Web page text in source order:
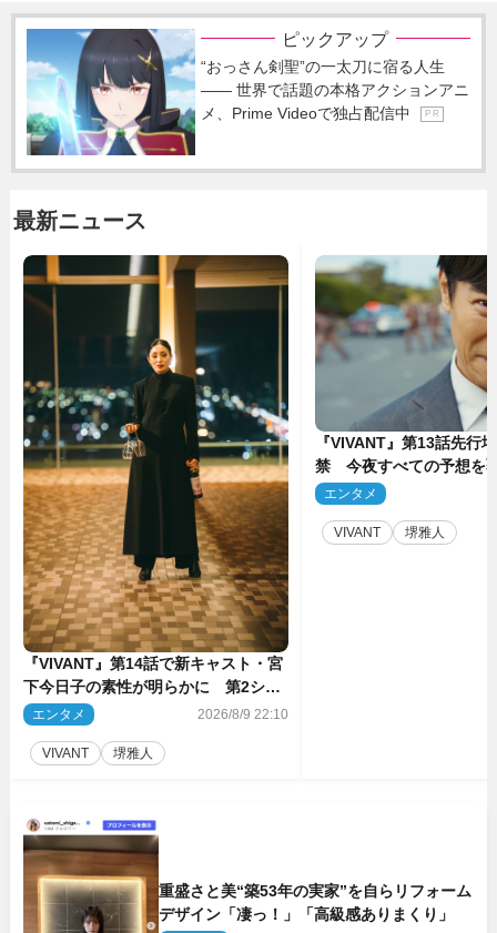
ピックアップ
“おっさん剣聖”の一太刀に宿る人生
―― 世界で話題の本格アクションアニ
メ、Prime Videoで独占配信中
P R
最新ニュース
『VIVANT』第14話で新キャスト・宮
下今日子の素性が明らかに 第2シー
ズンのキーパーソンの1人
エンタメ 2026/8/9 22:10
VIVANT 堺雅人
『VIVANT』第13話先行
禁 今夜すべての予想を
ーンが…
エンタメ
VIVANT 堺雅人
重盛さと美“築53年の実家”を自らリフォーム
デザイン「凄っ！」「高級感ありまくり」